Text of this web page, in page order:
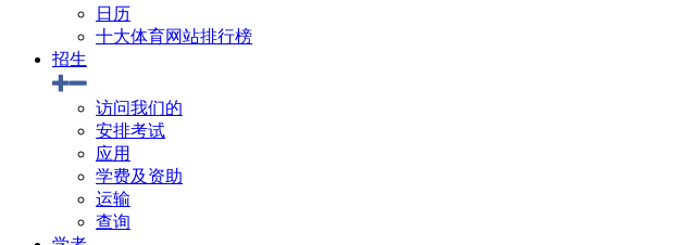
日历
十大体育网站排行榜
招生
访问我们的
安排考试
应用
学费及资助
运输
查询